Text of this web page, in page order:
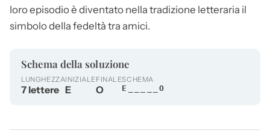
loro episodio è diventato nella tradizione letteraria il
simbolo della fedeltà tra amici.
Schema della soluzione
LUNGHEZZA
7 lettere
INIZIALE
E
FINALE
O
SCHEMA
E_____O